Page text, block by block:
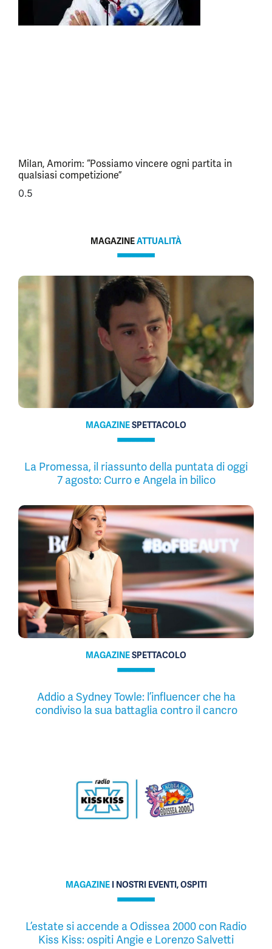
Milan, Amorim: “Possiamo vincere ogni partita in
qualsiasi competizione”
MAGAZINEATTUALITÀ
MAGAZINESPETTACOLO
La Promessa, il riassunto della puntata di oggi
7 agosto: Curro e Angela in bilico
MAGAZINESPETTACOLO
Addio a Sydney Towle: l’influencer che ha
condiviso la sua battaglia contro il cancro
MAGAZINE I NOSTRI EVENTI, OSPITI
L’estate si accende a Odissea 2000 con Radio
Kiss Kiss: ospiti Angie e Lorenzo Salvetti